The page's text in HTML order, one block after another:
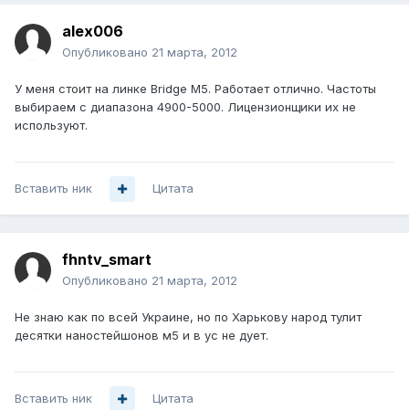
alex006
Опубликовано 21 марта, 2012
У меня стоит на линке Bridge M5. Работает отлично. Частоты
выбираем с диапазона 4900-5000. Лицензионщики их не
используют.
Вставить ник Цитата
fhntv_smart
Опубликовано 21 марта, 2012
Не знаю как по всей Украине, но по Харькову народ тулит
десятки наностейшонов м5 и в ус не дует.
Вставить ник Цитата